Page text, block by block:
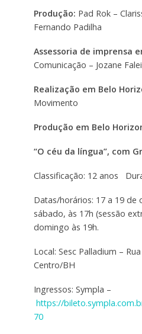
Produção: Pad Rok –
Fernando Padilha
Assessoria de imprensa
Comunicação – Jozane
Realização em Belo
Movimento
Produção em Belo
“O céu da língua”, com
Classificação: 12 anos
Datas/horários: 17 a 19 de
sábado, às 17h (sessão
domingo às 19h.
Local: Sesc Palladium –
Centro/BH
Ingressos: Sympla –
https://
70